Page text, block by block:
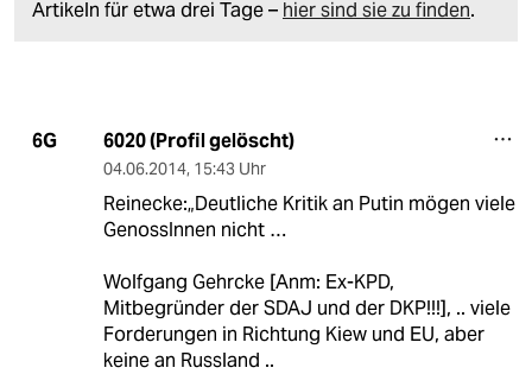
Artikeln für etwa drei Tage – hier sind sie zu finden.
6G 6020 (Profil gelöscht)
04.06.2014, 15:43 Uhr
Reinecke:„Deutliche Kritik an Putin mögen viele
GenossInnen nicht …
Wolfgang Gehrcke [Anm: Ex-KPD,
Mitbegründer der SDAJ und der DKP!!!], .. viele
Forderungen in Richtung Kiew und EU, aber
keine an Russland ..